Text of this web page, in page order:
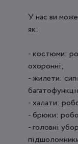
У нас ви
як:
- костюми:
охоронні;
- жилети:
- халати:
- брюки:
- головні